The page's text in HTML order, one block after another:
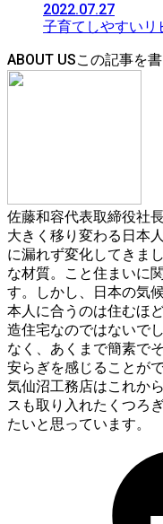
2022.07.27
子育てしやすいリ
ABOUT US
佐藤和容代表取締役社
大きく移り変わる日本
に漏れず変化してきま
な材質。こと住まいに
す。しかし、日本の気
本人に合うのは住むほ
造住宅なのではないで
なく、あくまで簡素で
安らぎを感じることが
気仙沼工務店はこれか
スも取り入れたくつろ
たいと思っています。